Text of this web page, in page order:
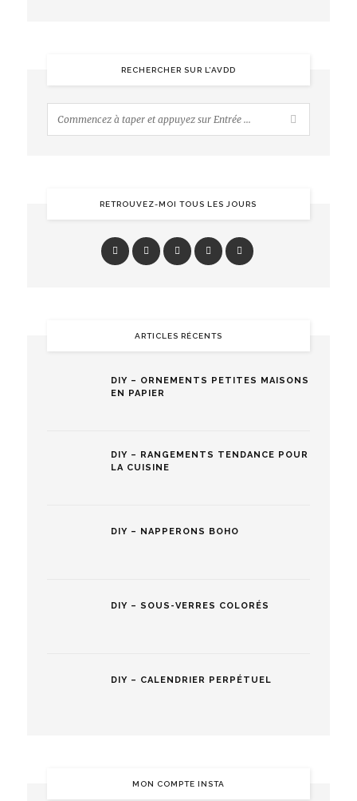
RECHERCHER SUR L’AVDD
RETROUVEZ-MOI TOUS LES JOURS
ARTICLES RÉCENTS
DIY – ORNEMENTS PETITES MAISONS
EN PAPIER
DIY – RANGEMENTS TENDANCE POUR
LA CUISINE
DIY – NAPPERONS BOHO
DIY – SOUS-VERRES COLORÉS
DIY – CALENDRIER PERPÉTUEL
MON COMPTE INSTA